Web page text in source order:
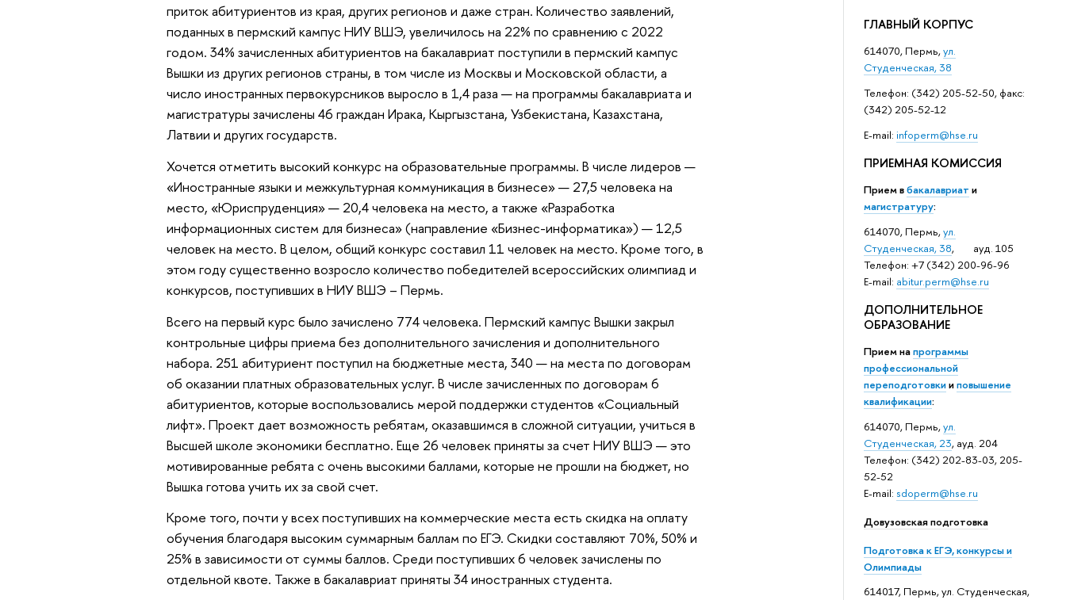
ГЛАВНЫЙ КОРПУС
614070, Пермь,ул.
Студенческая, 38
Телефон: (342) 205-52-50, факс:
(342) 205-52-12
Е-mail: infoperm@hse.ru
ПРИЕМНАЯ КОМИССИЯ
Прием вбакалавриат и
магистратуру:
614070, Пермь,ул.
Студенческая, 38, ауд. 105
Телефон: +7 (342) 200-96-96
E-mail: abitur.perm@hse.ru
ДОПОЛНИТЕЛЬНОЕ
ОБРАЗОВАНИЕ
Прием напрограммы
профессиональной
переподготовкииповышение
квалификации:
614070, Пермь,ул.
Студенческая, 23, ауд. 204
Телефон: (342) 202-83-03, 205-
52-52
E-mail: sdoperm@hse.ru
Довузовская подготовка
Подготовка к ЕГЭ, конкурсы и
Олимпиады
614017, Пермь, ул. Студенческая,
приток абитуриентов из края, других регионов и даже стран. Количество заявлений,
поданных в пермский кампус НИУ ВШЭ, увеличилось на 22% по сравнению с 2022
годом. 34% зачисленных абитуриентов на бакалавриат поступили в пермский кампус
Вышки из других регионов страны, в том числе из Москвы и Московской области, а
число иностранных первокурсников выросло в 1,4 раза — на программы бакалавриата и
магистратуры зачислены 46 граждан Ирака, Кыргызстана, Узбекистана, Казахстана,
Латвии и других государств.
Хочется отметить высокий конкурс на образовательные программы. В числе лидеров —
«Иностранные языки и межкультурная коммуникация в бизнесе» — 27,5 человека на
место, «Юриспруденция» — 20,4 человека на место, а также «Разработка
информационных систем для бизнеса» (направление «Бизнес-информатика») — 12,5
человек на место. В целом, общий конкурс составил 11 человек на место. Кроме того, в
этом году существенно возросло количество победителей всероссийских олимпиад и
конкурсов, поступивших в НИУ ВШЭ – Пермь.
Всего на первый курс было зачислено 774 человека. Пермский кампус Вышки закрыл
контрольные цифры приема без дополнительного зачисления и дополнительного
набора. 251 абитуриент поступил на бюджетные места, 340 — на места по договорам
об оказании платных образовательных услуг. В числе зачисленных по договорам 6
абитуриентов, которые воспользовались мерой поддержки студентов «Социальный
лифт». Проект дает возможность ребятам, оказавшимся в сложной ситуации, учиться в
Высшей школе экономики бесплатно. Еще 26 человек приняты за счет НИУ ВШЭ — это
мотивированные ребята с очень высокими баллами, которые не прошли на бюджет, но
Вышка готова учить их за свой счет.
Кроме того, почти у всех поступивших на коммерческие места есть скидка на оплату
обучения благодаря высоким суммарным баллам по ЕГЭ. Скидки составляют 70%, 50% и
25% в зависимости от суммы баллов. Среди поступивших 6 человек зачислены по
отдельной квоте. Также в бакалавриат приняты 34 иностранных студента.